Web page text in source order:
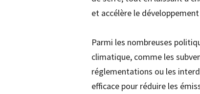
et accélère le
Parmi les nombreuses
climatique, comme les
réglementations ou les
efficace pour réduire les